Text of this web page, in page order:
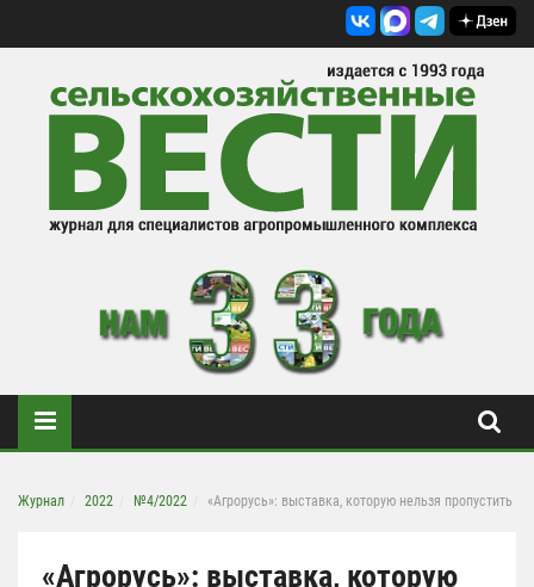
Журнал 2022 №4/2022 «Агрорусь»: выставка, которую нельзя пропустить
«Агрорусь»: выставка, которую